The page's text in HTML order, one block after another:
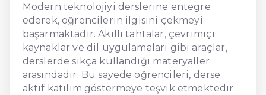
Modern teknolojiyi derslerine entegre
ederek, öğrencilerin ilgisini çekmeyi
başarmaktadır. Akıllı tahtalar, çevrimiçi
kaynaklar ve dil uygulamaları gibi araçlar,
derslerde sıkça kullandığı materyaller
arasındadır. Bu sayede öğrencileri, derse
aktif katılım göstermeye teşvik etmektedir.